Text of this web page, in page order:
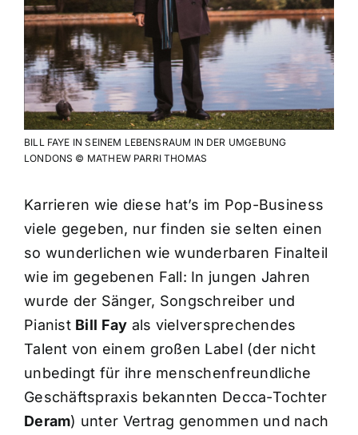
BILL FAYE IN SEINEM LEBENSRAUM IN DER UMGEBUNG
LONDONS © MATHEW PARRI THOMAS
Karrieren wie diese hat’s im Pop-Business
viele gegeben, nur finden sie selten einen
so wunderlichen wie wunderbaren Finalteil
wie im gegebenen Fall: In jungen Jahren
wurde der Sänger, Songschreiber und
Pianist Bill Fay als vielversprechendes
Talent von einem großen Label (der nicht
unbedingt für ihre menschenfreundliche
Geschäftspraxis bekannten Decca-Tochter
Deram) unter Vertrag genommen und nach